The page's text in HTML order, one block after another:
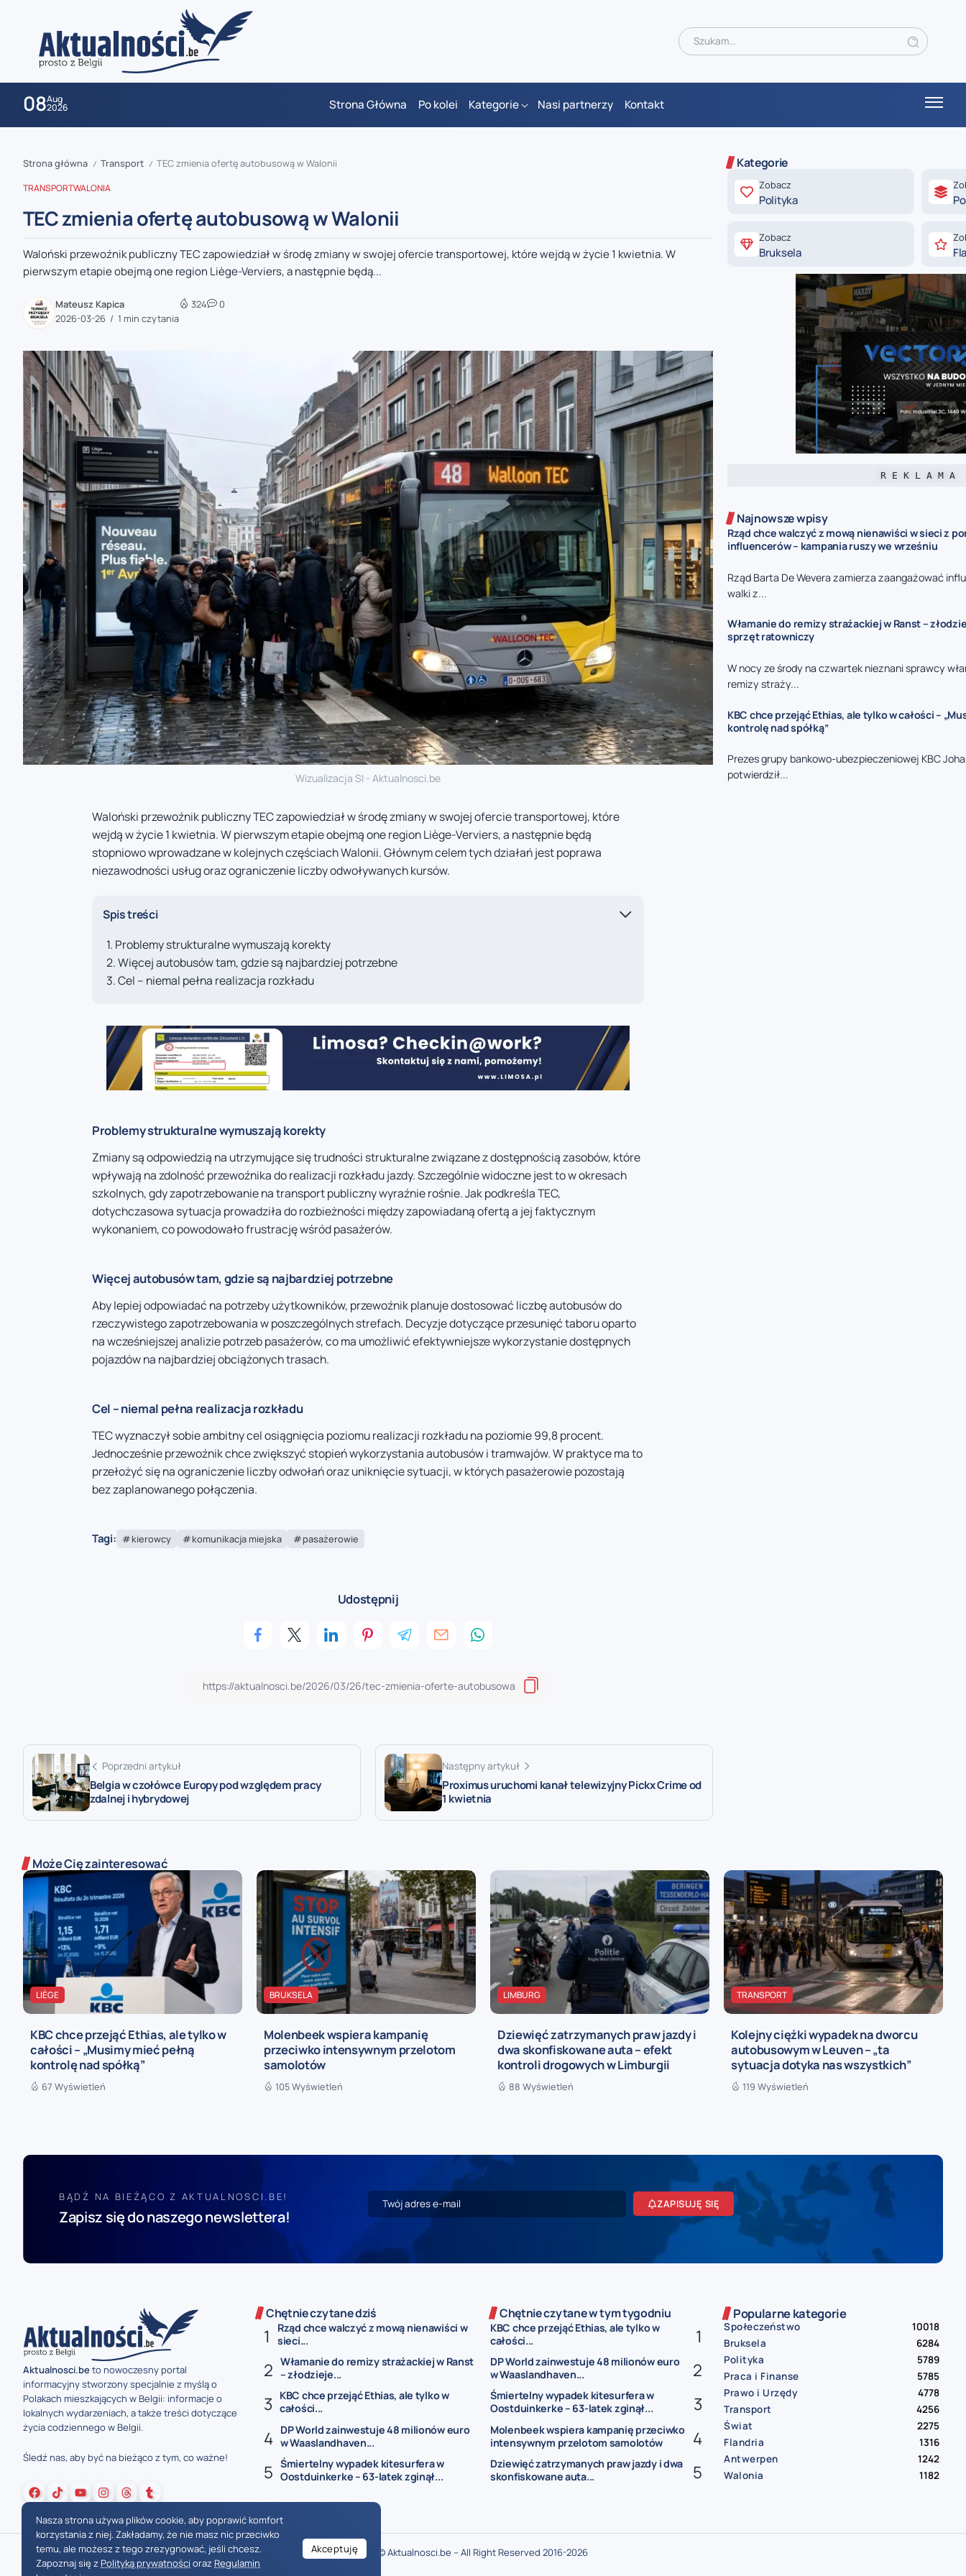
08Aug
2026 Strona Główna Po kolei Kategorie Nasi partnerzy Kontakt
zaobserwuj nas
zaobserwuj nas
zaobserwuj nas
zaobserwuj nas
zaobserwuj nas
Strona główna / Transport / TEC zmienia ofertę autobusową w Walonii
TRANSPORTWALONIA
TEC zmienia ofertę autobusową w Walonii
Waloński przewoźnik publiczny TEC zapowiedział w środę zmiany w swojej ofercie transportowej, które wejdą w życie 1 kwietnia. W
pierwszym etapie obejmą one region Liège-Verviers, a następnie będą...
Mateusz Kapica
2026-03-26
1 min czytania
324 0
Wizualizacja SI - Aktualnosci.be
Waloński przewoźnik publiczny TEC zapowiedział w środę zmiany w swojej ofercie transportowej, które
wejdą w życie 1 kwietnia. W pierwszym etapie obejmą one region Liège-Verviers, a następnie będą
stopniowo wprowadzane w kolejnych częściach Walonii. Głównym celem tych działań jest poprawa
niezawodności usług oraz ograniczenie liczby odwoływanych kursów.
Spis treści
Problemy strukturalne wymuszają korekty
Więcej autobusów tam, gdzie są najbardziej potrzebne
Cel – niemal pełna realizacja rozkładu
Problemy strukturalne wymuszają korekty
Zmiany są odpowiedzią na utrzymujące się trudności strukturalne związane z dostępnością zasobów, które
wpływają na zdolność przewoźnika do realizacji rozkładu jazdy. Szczególnie widoczne jest to w okresach
szkolnych, gdy zapotrzebowanie na transport publiczny wyraźnie rośnie. Jak podkreśla TEC,
dotychczasowa sytuacja prowadziła do rozbieżności między zapowiadaną ofertą a jej faktycznym
wykonaniem, co powodowało frustrację wśród pasażerów.
Więcej autobusów tam, gdzie są najbardziej potrzebne
Aby lepiej odpowiadać na potrzeby użytkowników, przewoźnik planuje dostosować liczbę autobusów do
rzeczywistego zapotrzebowania w poszczególnych strefach. Decyzje dotyczące przesunięć taboru oparto
na wcześniejszej analizie potrzeb pasażerów, co ma umożliwić efektywniejsze wykorzystanie dostępnych
pojazdów na najbardziej obciążonych trasach.
Cel – niemal pełna realizacja rozkładu
TEC wyznaczył sobie ambitny cel osiągnięcia poziomu realizacji rozkładu na poziomie 99,8 procent.
Jednocześnie przewoźnik chce zwiększyć stopień wykorzystania autobusów i tramwajów. W praktyce ma to
przełożyć się na ograniczenie liczby odwołań oraz uniknięcie sytuacji, w których pasażerowie pozostają
bez zaplanowanego połączenia.
Tagi: kierowcy komunikacja miejska pasażerowie
Udostępnij
Poprzedni artykuł
Belgia w czołówce Europy pod względem pracy
zdalnej i hybrydowej
Następny artykuł
Proximus uruchomi kanał telewizyjny Pickx Crime od
1 kwietnia
Kategorie
Zobacz
Polityka
Zobacz
Bruksela
R E K L A M A
Najnowsze wpisy
Rząd chce walczyć z mową nienawiści w sieci z
influencerów – kampania ruszy we wrześniu
Rząd Barta De Wevera zamierza zaangażować
walki z...
Włamanie do remizy strażackiej w Ranst –
sprzęt ratowniczy
W nocy ze środy na czwartek nieznani sprawcy
remizy straży...
KBC chce przejąć Ethias, ale tylko w całości –
kontrolę nad spółką”
Prezes grupy bankowo-ubezpieczeniowej KBC
potwierdził...
Może Cię zainteresować
LIÈGE
KBC chce przejąć Ethias, ale tylko w
całości – „Musimy mieć pełną
kontrolę nad spółką”
67 Wyświetleń
BRUKSELA
Molenbeek wspiera kampanię
przeciwko intensywnym przelotom
samolotów
105 Wyświetleń
LIMBURG
Dziewięć zatrzymanych praw jazdy i
dwa skonfiskowane auta – efekt
kontroli drogowych w Limburgii
88 Wyświetleń
TRANSPORT
Kolejny ciężki wypadek na dworcu
autobusowym w Leuven – „ta
sytuacja dotyka nas wszystkich”
119 Wyświetleń
BĄDŹ NA BIEŻĄCO Z AKTUALNOSCI.BE!
Zapisz się do naszego newslettera!
ZAPISUJĘ SIĘ
Aktualnosci.beto nowoczesny portal
informacyjny stworzony specjalnie z myślą o
Polakach mieszkających w Belgii: informacje o
lokalnych wydarzeniach, a także treści dotyczące
życia codziennego w Belgii.
Śledź nas, aby być na bieżąco z tym, co ważne!
Chętnie czytane dziś
Rząd chce walczyć z mową nienawiści w
sieci...
Włamanie do remizy strażackiej w Ranst
– złodzieje...
KBC chce przejąć Ethias, ale tylko w
całości...
DP World zainwestuje 48 milionów euro
w Waaslandhaven...
Śmiertelny wypadek kitesurfera w
Oostduinkerke – 63-latek zginął...
Chętnie czytane w tym tygodniu
KBC chce przejąć Ethias, ale tylko w
całości...
DP World zainwestuje 48 milionów euro
w Waaslandhaven...
Śmiertelny wypadek kitesurfera w
Oostduinkerke – 63-latek zginął...
Molenbeek wspiera kampanię przeciwko
intensywnym przelotom samolotów
Dziewięć zatrzymanych praw jazdy i dwa
skonfiskowane auta...
Popularne kategorie
Społeczeństwo
10018
Bruksela
6284
Polityka
5789
Praca i Finanse
5785
Prawo i Urzędy
4778
Transport
4256
Świat
2275
Flandria
1316
Antwerpen
1242
Walonia
1182
© Aktualnosci.be – All Right Reserved 2016-2026
Nasza strona używa plików cookie, aby poprawić komfort
korzystania z niej. Zakładamy, że nie masz nic przeciwko
temu, ale możesz z tego zrezygnować, jeśli chcesz.
Zapoznaj się z Polityką prywatności oraz Regulamin
Akceptuję